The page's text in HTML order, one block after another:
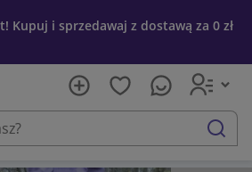
Kupuj i sprzedawaj z dostawą za 0 zł
szukaj